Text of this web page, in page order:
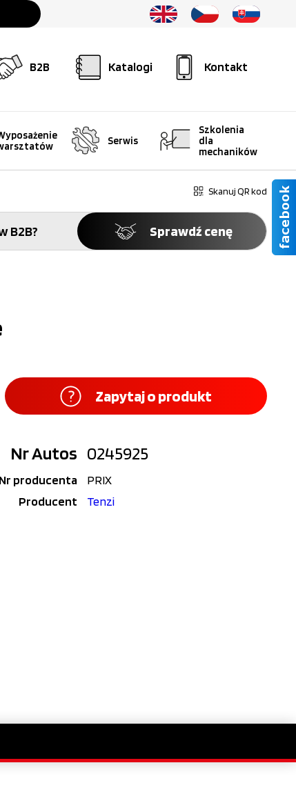
B2B Katalogi Kontakt
Serwis
Szkolenia
dla
mechaników
Skanuj QR kod
B2B? Sprawdź cenę
Zapytaj o produkt
Nr Autos 0245925
Nr producenta
PRIX
Producent
Tenzi